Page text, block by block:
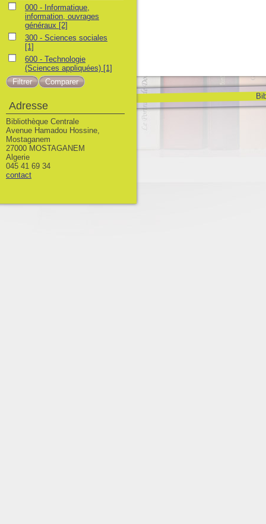
000 - Informatique,
information, ouvrages
généraux [2]
300 - Sciences sociales
[1]
600 - Technologie
(Sciences appliquées) [1]
Adresse
Bibliothèque Centrale
Avenue Hamadou Hossine,
Mostaganem
27000 MOSTAGANEM
Algerie
045 41 69 34
contact